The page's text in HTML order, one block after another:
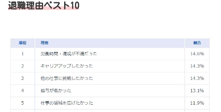
退職理由ベスト10